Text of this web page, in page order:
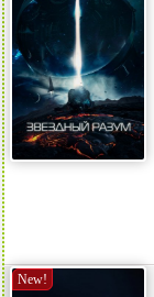
New!